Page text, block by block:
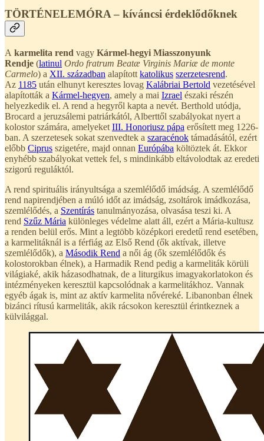
TÖRTÉNELEMÓRA – kíváncsi érdeklődőknek
A karmelita rend vagy Kármel-hegyi Miasszonyunk
Rendje (latinul Ordo fratrum Beatæ Virginis Mariæ de monte
Carmelo) a XII. században alapított katolikus szerzetesrend.
Az 1185 után elhunyt keresztes lovag Kalábriai Bertold vezetésével
alapították a Kármel-hegyen, amely a mai Izrael északi részén
helyezkedik el. A rend a hegyről kapta a nevét. Berthold utódja,
Brocard a jeruzsálemi patriárkától, Alberttől szabályokat nyert a
kolostor számára, amelyeket III. Honoriusz pápa erősített meg 1226-
ban. A szerzetesek sokat szenvedtek a szaracénok támadásától, ezért
előbb Ciprus szigetére, majd onnan Európába költöztek át. Ekkor
enyhébb szabályokat vettek fel, s mindinkább eltávolodtak az eredeti
szigorú reguláktól.
A rend spirituális irányultsága a szemlélődő imádság. A szemlélődő
rend napirendjében a múló időt az imádság, zsoltárok imádkozása,
szemlélődés, a Szentírás tanulmányozása, olvasása teszi ki. A
rend Szűz Mária különleges védelme alatt áll, ezért a Mária-kultusz
a renden belül erős. Mint a legtöbb középkori eredetű rend esetében,
a karmelitáknál is a férfiág az Első Rend (ők aktívak, illetve
szemlélődők), a Második Rend a női ág (ők szemlélődők és
kolostorokban élnek), a Harmadik Rend pedig a karmeliták körüli
világiaké, akik házasodhatnak, de a liturgikus imagyakorlatokon és
intézményeken keresztül kapcsolódnak a karmelitákhoz. Vannak
egyéb ágak is, mint az aktív karmelita nővéreké. Libanonban élnek
bizánci rítusú karmeliták, akik rácsokon keresztül érintkeznek a
külvilággal.